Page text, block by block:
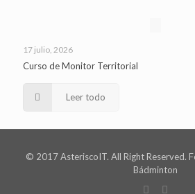
17 julio, 2026
Curso de Monitor Territorial
Leer todo
© 2017 AsteriscoIT. All Right Reserved.
Bádminton